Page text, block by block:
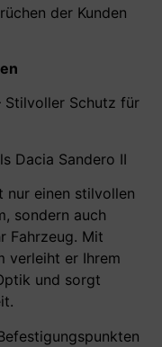
der Kunden
Stilvoller Schutz für
Dacia Sandero II
nur einen stilvollen
sondern auch
Fahrzeug. Mit
verleiht er Ihrem
und sorgt